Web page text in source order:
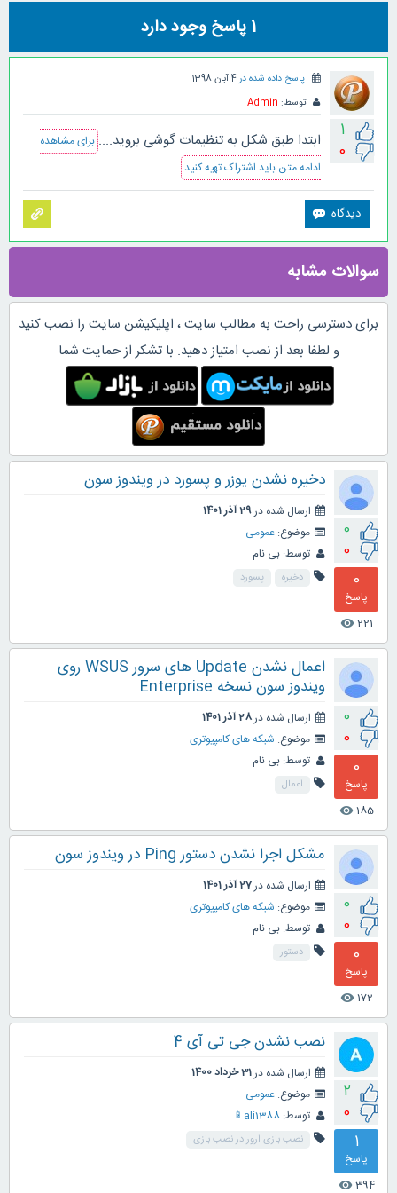
1پاسخ وجود دارد
1
0
پاسخ داده شده در4 آبان 1398
توسط: Admin
ابتدا طبق شکل به تنظیمات گوشی بروید.... برای مشاهده
ادامه متن باید اشتراک تهیه کنید
سوالات مشابه
برای دسترسی راحت به مطالب سایت ، اپلیکیشن سایت را نصب کنید
و لطفا بعد از نصب امتیاز دهید. با تشکر از حمایت شما
0
0
0
پاسخ
221
visibility
دخیره نشدن یوزر و پسورد در ویندوز سون
ارسال شده در29 آذر 1401
موضوع: عمومی
توسط: بی نام
دخیره پسورد
0
0
0
پاسخ
185
visibility
اعمال نشدن Update های سرور WSUS روی
ویندوز سون نسخه Enterprise
ارسال شده در28 آذر 1401
موضوع: شبکه های کامپیوتری
توسط: بی نام
اعمال
0
0
0
پاسخ
172
visibility
مشکل اجرا نشدن دستور Ping در ویندوز سون
ارسال شده در27 آذر 1401
موضوع: شبکه های کامپیوتری
توسط: بی نام
دستور
2
0
1
پاسخ
394
visibility
نصب نشدن جی تی آی 4
ارسال شده در31 خرداد 1400
موضوع: عمومی
توسط: ali1388📱
نصب بازی ارور در نصب بازی